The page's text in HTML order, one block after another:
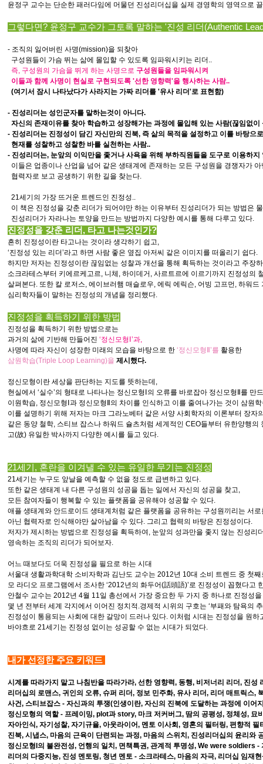
윤정구 교수는 단순한 패러다임에 머물던 진성리더십을 실제 경영학의 영역으로
그렇다면? 윤정구 교수가 그토록 말하는 '진성 리더 (Authentic
- 조직의 잃어버린 사명(mission)을 되찾아
구성원들이 가슴 뛰는 삶에 몰입할 수 있도록 임파워시키는 리더..
즉, 구성원의 가슴을 뛰게 하는 사명으로 구성원들을 임파워시켜
이들과 함께 사명이 현실로 구현되도록 '선한 영향력'을 행사하는 사람..
(여기서 잠시 나타났다가 사라지는 가짜 리더를 '유사 리더'로 표현함)
- 진성리더는 성인군자를 말하는것이 아니다.
자신의 존재이유를 찾아 학습하고 성장해가는 과정에 몰입해 있는 사람(끊임없이
- 진성리더는 진정성이 담긴 자신만의 진북, 즉 삶의 목적을 설정하고 이를 바탕으로
현재를 성찰하고 성찰한 바를 실천하는 사람..
- 진성리더는, 눈앞의 이익만을 좇거나 사욕을 위해 부하직원들을 도구로 이용하지
이들은 업종이나 산업을 넘어 같은 생태계에 존재하는 모든 구성원을 경쟁자가
협력자로 보고 공생하기 위한 길을 찾는다.
21세기의 가장 뜨거운 트렌드인 진정성..
이 책은 진정성을 갖춘 리더가 되어야만 하는 이유부터 진성리더가 되는 방법은
진성리더가 자라나는 토양을 만드는 방법까지 다양한 예시를 통해 다루고 있다.
진정성을 갖춘 리더, 타고 나는것인가?
흔히 진정성이란 타고나는 것이라 생각하기 쉽고,
‘진정성 있는 리더’라고 하면 사람 좋은 옆집 아저씨 같은 이미지를 떠올리기 쉽다.
하지만 저자는 진정성이란 끊임없는 성찰과 개선을 통해 획득하는 것이라고 주장
소크라테스부터 키에르케고르, 니체, 하이데거, 사르트르에 이르기까지 진정성의
살펴본다. 또한 칼 로저스, 에이브러햄 매슬로우, 에릭 에릭슨, 어빙 고프먼, 하워드
심리학자들이 말하는 진정성의 개념을 정리했다.
진정성을 획득하기 위한 방법
진정성을 획득하기 위한 방법으로는
과거의 삶에 기반해 만들어진 ‘정신모형Ⅰ’과,
사명에 따라 자신이 성장한 미래의 모습을 바탕으로 한 ‘정신모형Ⅱ ’를 활용한
삼원학습(Triple Loop Learning)을 제시했다.
정신모형이란 세상을 판단하는 지도를 뜻하는데,
현실에서 ‘실수’의 형태로 나타나는 정신모형Ⅰ의 오류를 바로잡아 정신모형Ⅱ를 만
이원학습, 정신모형Ⅰ과 정신모형Ⅱ의 차이를 인식하고 이를 줄여나가는 것이 삼원
이를 설명하기 위해 저자는 마크 그라노베터 같은 서양 사회학자의 이론부터 장자
같은 동양 철학, 스티브 잡스나 하워드 슐츠처럼 세계적인 CEO들부터 유한양행의
고(故) 유일한 박사까지 다양한 예시를 들고 있다.
21세기, 혼란을 이겨낼 수 있는 유일한 무기는 진정성
21세기는 누구도 앞날을 예측할 수 없을 정도로 급변하고 있다.
또한 같은 생태계 내 다른 구성원의 성공을 돕는 일에서 자신의 성공을 찾고,
모든 참여자들이 행복할 수 있는 플랫폼을 공유해야 성공할 수 있다.
애플 생태계와 안드로이드 생태계처럼 같은 플랫폼을 공유하는 구성원끼리는 서
아닌 협력자로 인식해야만 살아남을 수 있다. 그리고 협력의 바탕은 진정성이다.
저자가 제시하는 방법으로 진정성을 획득하여, 눈앞의 성과만을 좇지 않는 진성리
영속하는 조직의 리더가 되어보자.
어느 때보다도 더욱 진정성을 필요로 하는 시대
서울대 생활과학대학 소비자학과 김난도 교수는 2012년 10대 소비 트렌드 중 첫
모 라디오 프로그램에서 조사한 ‘2012년의 화두어(話頭語)’로 진정성이 꼽혔다고
안철수 교수는 2012년 4월 11일 총선에서 가장 중요한 두 가지 중 하나로 진정성
몇 년 전부터 세계 각지에서 이어진 정치적.경제적 시위의 구호는 ‘부패와 탐욕의
진정성이 통용되는 사회에 대한 갈망이 드러나 있다. 이처럼 시대는 진정성을 원하
바야흐로 21세기는 진정성 없이는 성공할 수 없는 시대가 되었다.
내가 선정한 주요 키워드
시계를 따라가지 말고 나침반을 따라가라, 선한 영향력, 동행, 비저너리 리더, 진성
리더십의 로맨스, 귀인의 오류, 슈퍼 리더, 정보 민주화, 유사 리더, 리더 매트릭스,
사건, 스티브잡스 - 자신과의 투쟁(인생이란, 자신의 진북에 도달하는 과정에 이어
정신모형의 역할 - 프레이밍, plot과 story, 마크 저커버그, 땀의 공평성, 정체성, 묘
자아인식, 자기성찰, 자기규율, 아웃라이어, 멘토 이사회, 영혼의 필터링, 편향적 필
진북, 시냅스, 마음의 근육이 단련되는 과정, 마음의 스위치, 진성리더십의 윤리와
정신모형I의 불완전성, 언행의 일치, 면책특권, 관계적 투명성, We were soldiers -
리더의 다중지능, 진성 멘토링, 청년 멘토 - 소크라테스, 마음의 자극, 리더십 임재